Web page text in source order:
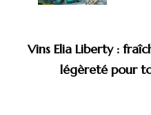
Vins Elia Liberty :
légèreté pour